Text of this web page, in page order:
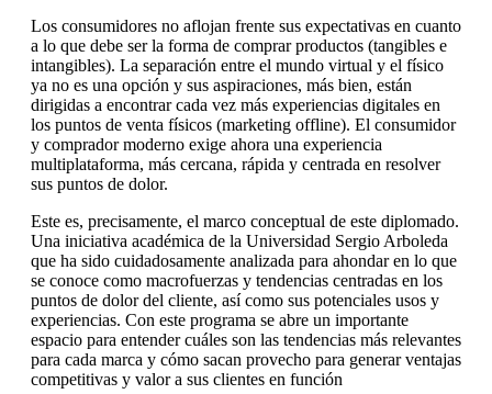
Los consumidores no aflojan frente sus expectativas en cuanto
a lo que debe ser la forma de comprar productos (tangibles e
intangibles). La separación entre el mundo virtual y el físico
ya no es una opción y sus aspiraciones, más bien, están
dirigidas a encontrar cada vez más experiencias digitales en
los puntos de venta físicos (marketing offline). El consumidor
y comprador moderno exige ahora una experiencia
multiplataforma, más cercana, rápida y centrada en resolver
sus puntos de dolor.
Este es, precisamente, el marco conceptual de este diplomado.
Una iniciativa académica de la Universidad Sergio Arboleda
que ha sido cuidadosamente analizada para ahondar en lo que
se conoce como macrofuerzas y tendencias centradas en los
puntos de dolor del cliente, así como sus potenciales usos y
experiencias. Con este programa se abre un importante
espacio para entender cuáles son las tendencias más relevantes
para cada marca y cómo sacan provecho para generar ventajas
competitivas y valor a sus clientes en función